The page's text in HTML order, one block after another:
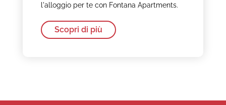
l'alloggio per te con Fontana Apartments.
Scopri di più